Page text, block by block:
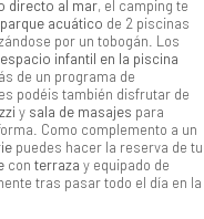
directo al mar, el camping te
parque acuático de 2 piscinas
por un tobogán. Los
espacio infantil en la piscina
de un programa de
podéis también disfrutar de
y sala de masajes para
Como complemento a un
puedes hacer la reserva de tu
con terraza y equipado de
tras pasar todo el día en la